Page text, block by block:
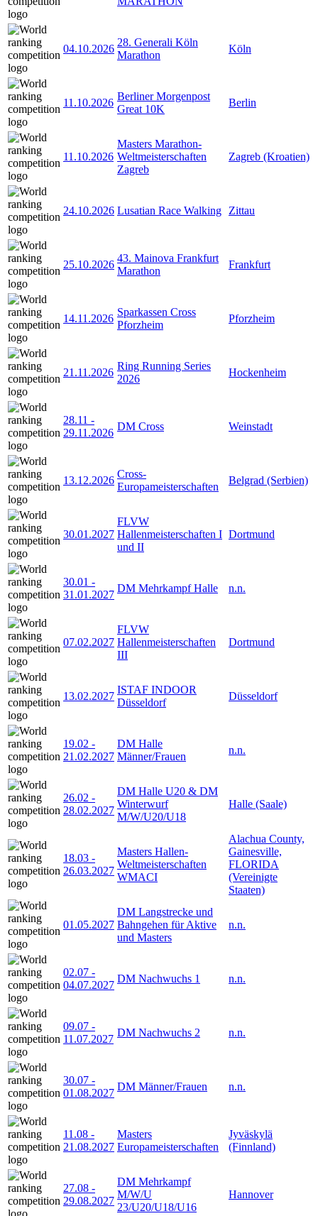
04.10.2026
28. Generali Köln
Marathon
Köln
11.10.2026
Berliner Morgenpost
Great 10K
Berlin
11.10.2026
Masters Marathon-
Weltmeisterschaften
Zagreb
Zagreb (Kroatien)
24.10.2026 Lusatian Race Walking Zittau
25.10.2026
43. Mainova Frankfurt
Marathon
Frankfurt
14.11.2026
Sparkassen Cross
Pforzheim
Pforzheim
21.11.2026
Ring Running Series
2026
Hockenheim
28.11 -
29.11.2026
DM Cross Weinstadt
13.12.2026
Cross-
Europameisterschaften
Belgrad (Serbien)
30.01.2027
FLVW
Hallenmeisterschaften I
und II
Dortmund
30.01 -
31.01.2027
DM Mehrkampf Halle n.n.
07.02.2027
FLVW
Hallenmeisterschaften
III
Dortmund
13.02.2027
ISTAF INDOOR
Düsseldorf
Düsseldorf
19.02 -
21.02.2027
DM Halle
Männer/Frauen
n.n.
26.02 -
28.02.2027
DM Halle U20 & DM
Winterwurf
M/W/U20/U18
Halle (Saale)
18.03 -
26.03.2027
Masters Hallen-
Weltmeisterschaften
WMACI
Alachua County,
Gainesville,
FLORIDA
(Vereinigte
Staaten)
01.05.2027
DM Langstrecke und
Bahngehen für Aktive
und Masters
n.n.
02.07 -
04.07.2027
DM Nachwuchs 1 n.n.
09.07 -
11.07.2027
DM Nachwuchs 2 n.n.
30.07 -
01.08.2027
DM Männer/Frauen n.n.
11.08 -
21.08.2027
Masters
Europameisterschaften
Jyväskylä
(Finnland)
27.08 -
29.08.2027
DM Mehrkampf
M/W/U
23/U20/U18/U16
Hannover